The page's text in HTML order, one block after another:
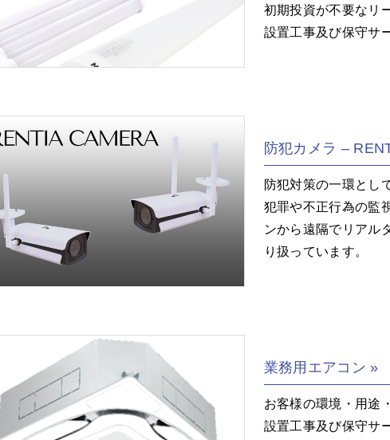
初期投資が不要なリ
設置工事及び保守サ
防犯カメラ –
防犯対策の一環とし
犯罪や不正行為の監
ンから遠隔でリアル
り扱っています。
業務用エアコン
お客様の環境・用途
設置工事及び保守サ